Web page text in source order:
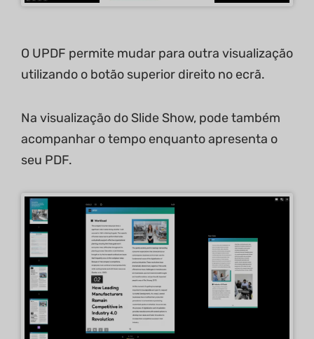
O UPDF permite mudar para outra visualização
utilizando o botão superior direito no ecrã.
Na visualização do Slide Show, pode também
acompanhar o tempo enquanto apresenta o
seu PDF.